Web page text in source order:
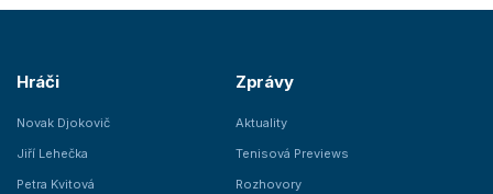
Hráči
Novak Djokovič
Jiří Lehečka
Petra Kvitová
Zprávy
Aktuality
Tenisová Previews
Rozhovory